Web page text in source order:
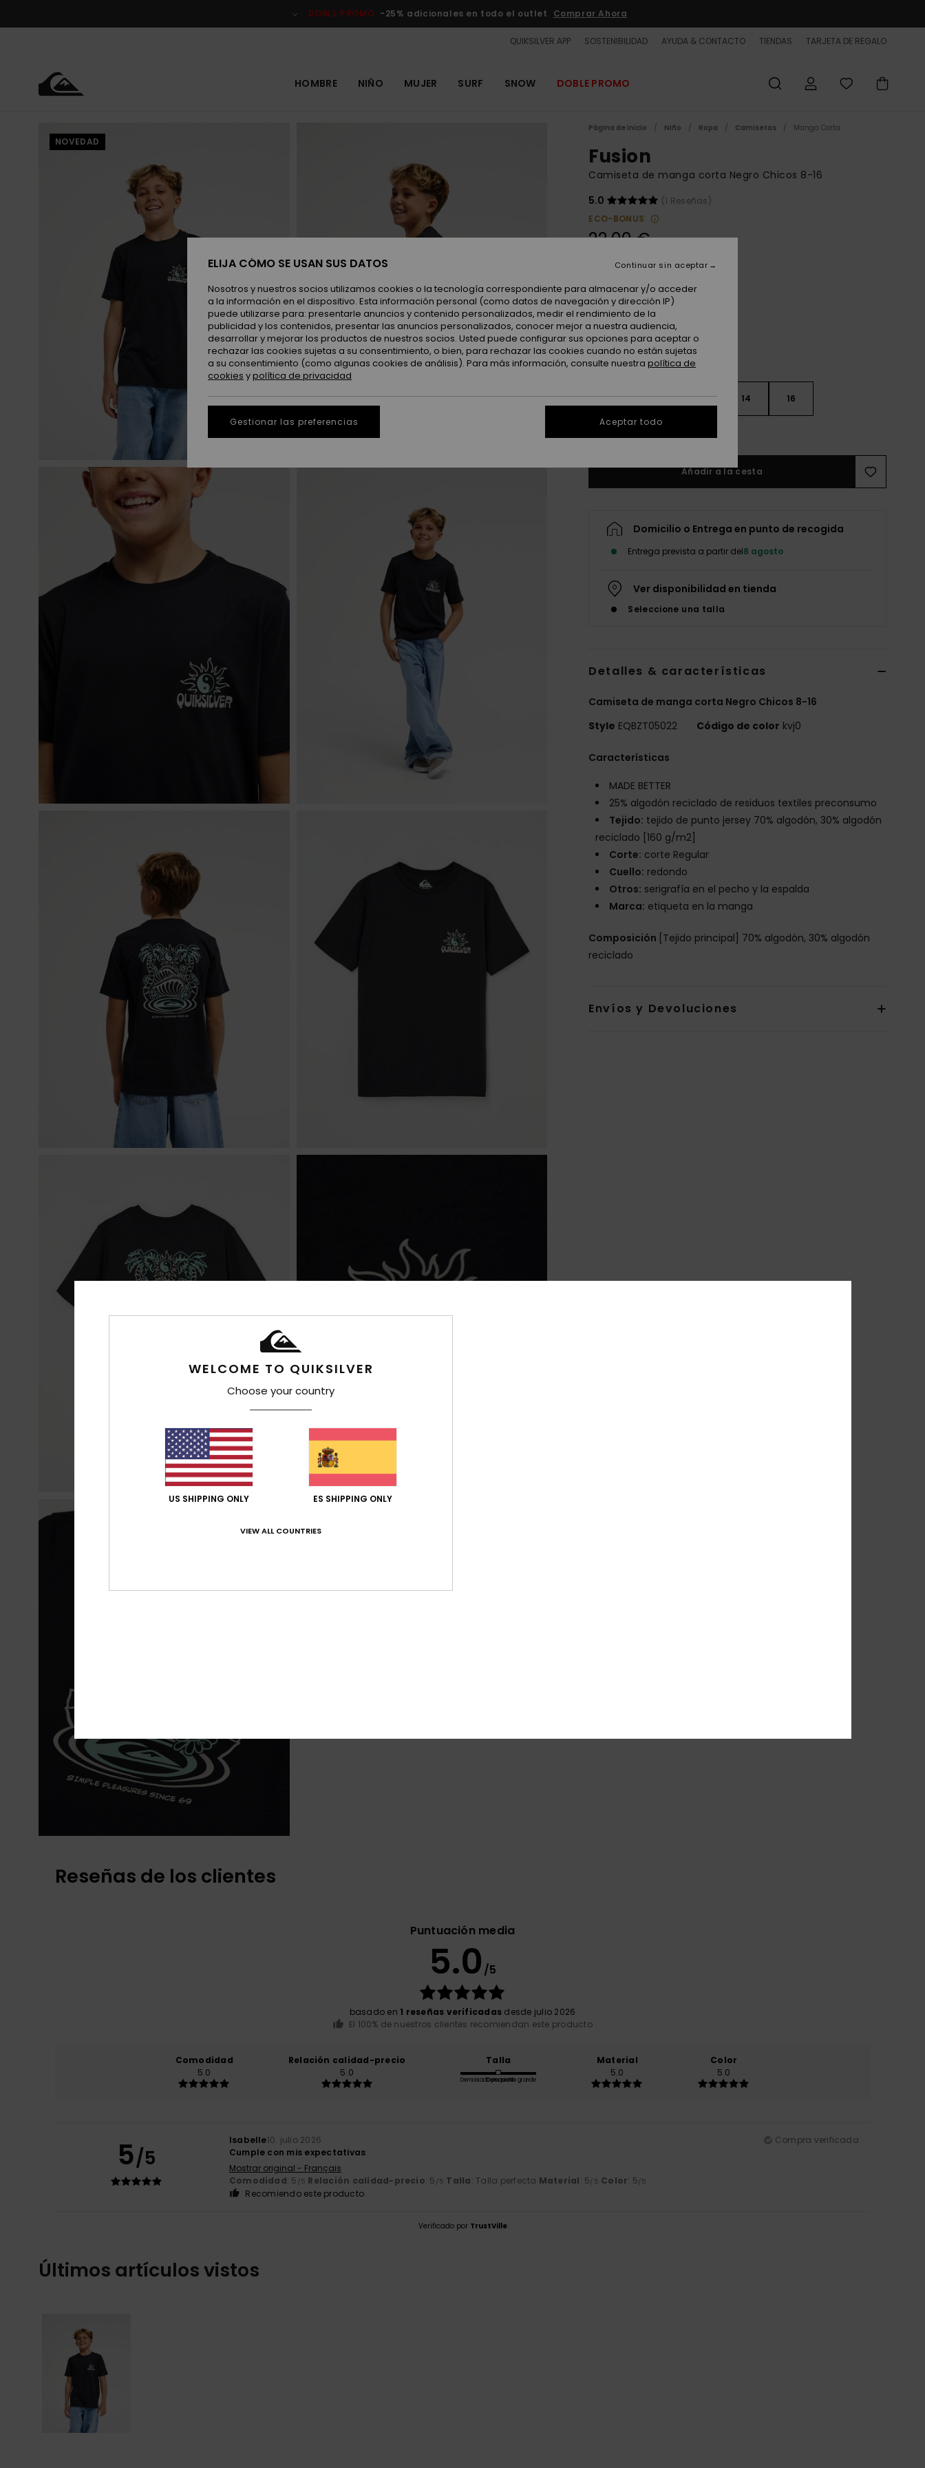
del
DOBLE PROMO -25% adicionales en todo el outlet Comprar Ahora
QUIKSILVER APP SOSTENIBILIDAD AYUDA & CONTACTO TIENDAS TARJETA DE REGALO
HOMBRE NIÑO MUJER SURF SNOW DOBLE PROMO
NOVEDAD
Página de inicio Niño Ropa Camisetas Manga Corta
Fusion
Camiseta de manga corta Negro Chicos 8-16
5.0
(1 Reseñas)
ECO-BONUS
22,00 €
8 10 12 14 16
Añadir a la cesta
Domicilio o Entrega en punto de recogida
Entrega prevista a partir del8 agosto
Ver disponibilidad en tienda
Seleccione una talla
Detalles & características
Camiseta de manga corta Negro Chicos 8-16
Style EQBZT05022 Código de color kvj0
Características
MADE BETTER
25% algodón reciclado de residuos textiles preconsumo
Tejido: tejido de punto jersey 70% algodón, 30% algodón
reciclado [160 g/m2]
Corte: corte Regular
Cuello: redondo
Otros: serigrafía en el pecho y la espalda
Marca: etiqueta en la manga
Composición [Tejido principal] 70% algodón, 30% algodón
reciclado
Envíos y Devoluciones
Reseñas de los clientes
Puntuación media
5.0 /5
basado en 1 reseñas verificadas desde julio 2026
El 100% de nuestros clientes recomiendan este producto
Comodidad
5.0
Relación calidad-precio
5.0
Talla
Demasiado pequeño
Demasiado grande
Material
5.0
Color
5.0
5/5
Isabelle10. julio 2026
Compra verificada
Cumple con mis expectativas
Mostrar original - Français
Comodidad: 5 /5 Relación calidad-precio: 5 /5 Talla: Talla perfecta Material: 5/5 Color: 5/5
Recomiendo este producto
Verificado por TrustVille
Últimos artículos vistos
WELCOME TO QUIKSILVER
Choose your country
US SHIPPING ONLY ES SHIPPING ONLY
VIEW ALL COUNTRIES
ELIJA CÓMO SE USAN SUS DATOS
Nosotros y nuestros socios utilizamos cookies o la tecnología correspondiente para almacenar y/o acceder
a la información en el dispositivo. Esta información personal (como datos de navegación y dirección IP)
puede utilizarse para: presentarle anuncios y contenido personalizados, medir el rendimiento de la
publicidad y los contenidos, presentar las anuncios personalizados, conocer mejor a nuestra audiencia,
desarrollar y mejorar los productos de nuestros socios. Usted puede configurar sus opciones para aceptar o
rechazar las cookies sujetas a su consentimiento, o bien, para rechazar las cookies cuando no están sujetas
a su consentimiento (como algunas cookies de análisis). Para más información, consulte nuestra política de
cookies ypolítica de privacidad
Gestionar las preferencias
Continuar sin aceptar
Aceptar todo